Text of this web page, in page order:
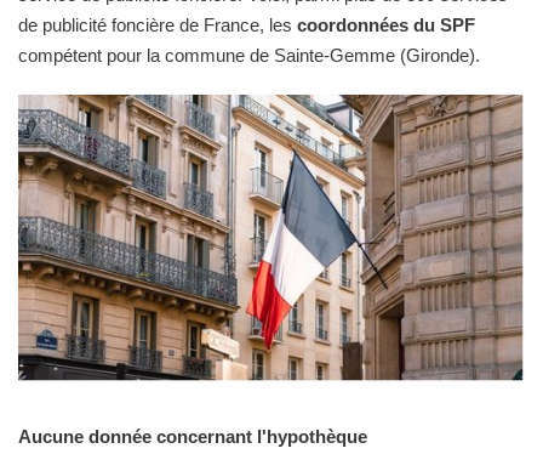
de publicité foncière de France, les coordonnées du SPF
compétent pour la commune de Sainte-Gemme (Gironde).
Aucune donnée concernant l'hypothèque